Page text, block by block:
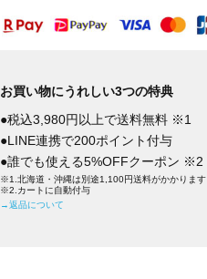
お買い物にうれしい3つの特典
●税込3,980円以上で送料無料 ※1
●LINE連携で200ポイント付与
●誰でも使える5%OFFクーポン ※2
※1.北海道・沖縄は別途1,100円送料がかかります
※2.カートに自動付与
→返品について